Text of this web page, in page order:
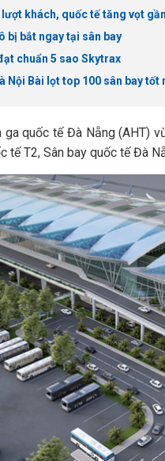
khách, quốc tế tăng vọt
bị bắt ngay tại sân bay
chuẩn 5 sao Skytrax
Nội Bài lọt top 100 sân bay tốt
quốc tế Đà Nẵng (AHT)
tế T2, Sân bay quốc tế Đà